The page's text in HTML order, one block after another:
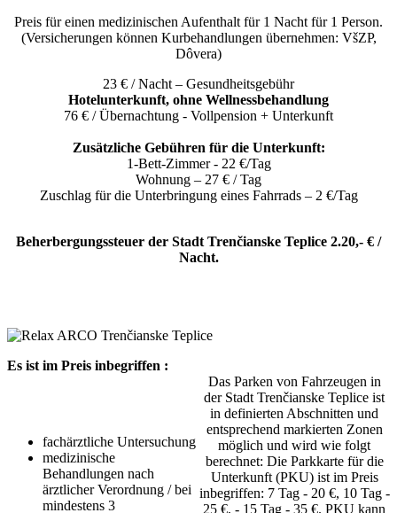
Preis für einen medizinischen Aufenthalt für 1 Nacht für 1 Person.
(Versicherungen können Kurbehandlungen übernehmen: VšZP,
Dôvera)
23 € / Nacht – Gesundheitsgebühr
Hotelunterkunft, ohne Wellnessbehandlung
76 € / Übernachtung - Vollpension + Unterkunft
Zusätzliche Gebühren für die Unterkunft:
1-Bett-Zimmer - 22 €/Tag
Wohnung – ​​27 € / Tag
Zuschlag für die Unterbringung eines Fahrrads – 2 €/Tag
Beherbergungssteuer der Stadt Trenčianske Teplice 2.20,- € /
Nacht.
Es ist im Preis inbegriffen :
fachärztliche Untersuchung
medizinische
Behandlungen nach
ärztlicher Verordnung / bei
mindestens 3
Das Parken von Fahrzeugen in
der Stadt Trenčianske Teplice ist
in definierten Abschnitten und
entsprechend markierten Zonen
möglich und wird wie folgt
berechnet: Die Parkkarte für die
Unterkunft (PKU) ist im Preis
inbegriffen: 7 Tag - 20 €, 10 Tag -
25 €, - 15 Tag - 35 €. PKU kann